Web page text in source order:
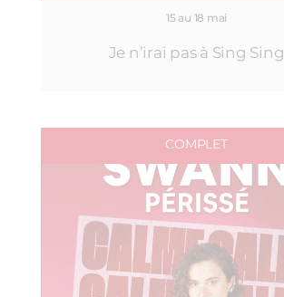
15 au 18 mai
Je n’irai pas à Sing Sing
COMPLET